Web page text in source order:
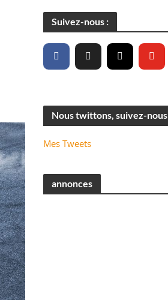
Suivez-nous :
Nous twittons, suivez-nous
Mes Tweets
annonces